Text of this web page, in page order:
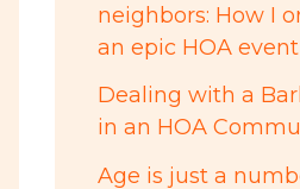
neighbors: How I
an epic HOA event
Dealing with a
in an HOA
Age is just a